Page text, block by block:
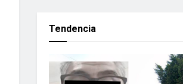
Tendencia